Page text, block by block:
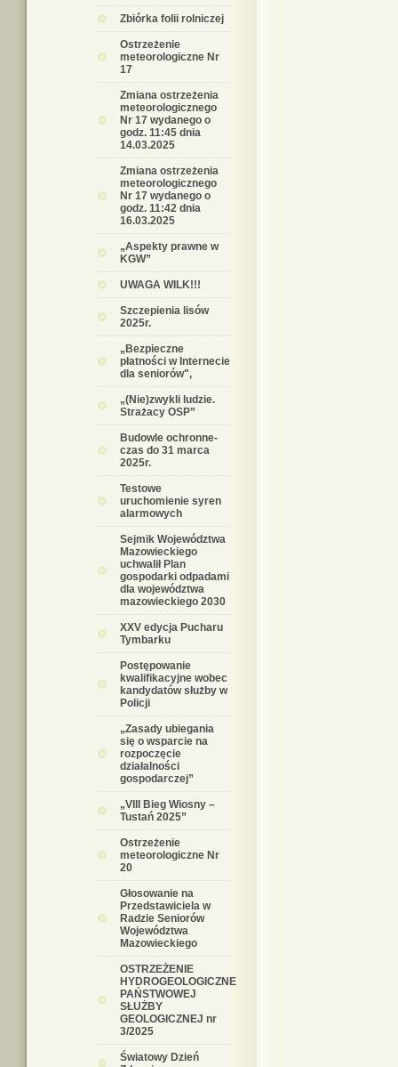
Zbiórka folii rolniczej
Ostrzeżenie
meteorologiczne Nr
17
Zmiana ostrzeżenia
meteorologicznego
Nr 17 wydanego o
godz. 11:45 dnia
14.03.2025
Zmiana ostrzeżenia
meteorologicznego
Nr 17 wydanego o
godz. 11:42 dnia
16.03.2025
„Aspekty prawne w
KGW”
UWAGA WILK!!!
Szczepienia lisów
2025r.
„Bezpieczne
płatności w Internecie
dla seniorów",
„(Nie)zwykli ludzie.
Strażacy OSP”
Budowle ochronne-
czas do 31 marca
2025r.
Testowe
uruchomienie syren
alarmowych
Sejmik Województwa
Mazowieckiego
uchwalił Plan
gospodarki odpadami
dla województwa
mazowieckiego 2030
XXV edycja Pucharu
Tymbarku
Postępowanie
kwalifikacyjne wobec
kandydatów służby w
Policji
„Zasady ubiegania
się o wsparcie na
rozpoczęcie
działalności
gospodarczej”
„VIII Bieg Wiosny –
Tustań 2025”
Ostrzeżenie
meteorologiczne Nr
20
Głosowanie na
Przedstawiciela w
Radzie Seniorów
Województwa
Mazowieckiego
OSTRZEŻENIE
HYDROGEOLOGICZNE
PAŃSTWOWEJ
SŁUŻBY
GEOLOGICZNEJ nr
3/2025
Światowy Dzień